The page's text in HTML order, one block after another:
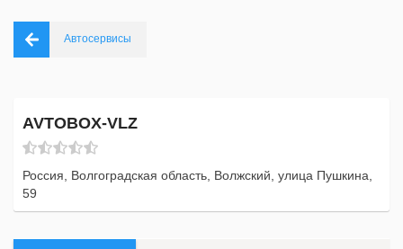
Автосервисы
AVTOBOX-VLZ
Россия, Волгоградская область, Волжский, улица Пушкина,
59